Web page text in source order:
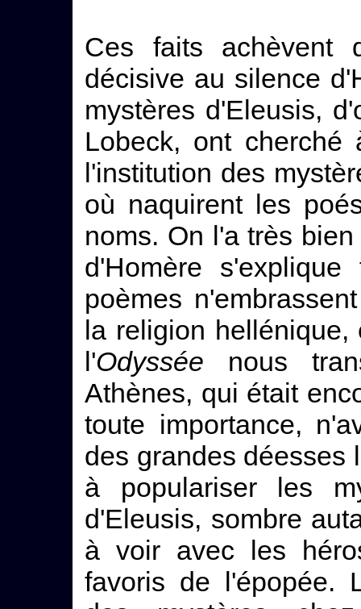
Ces faits achèvent
décisive au silence
mystères d'Eleusis,
Lobeck, ont cherché
l'institution des
où naquirent les
noms. On l'a très
d'Homère
poèmes
la religion
l'Odyssée nous
Athènes, qui était
toute importance,
des grandes déesses
à populariser les
d'Eleusis, sombre
à voir avec les
favoris de l'épopée.